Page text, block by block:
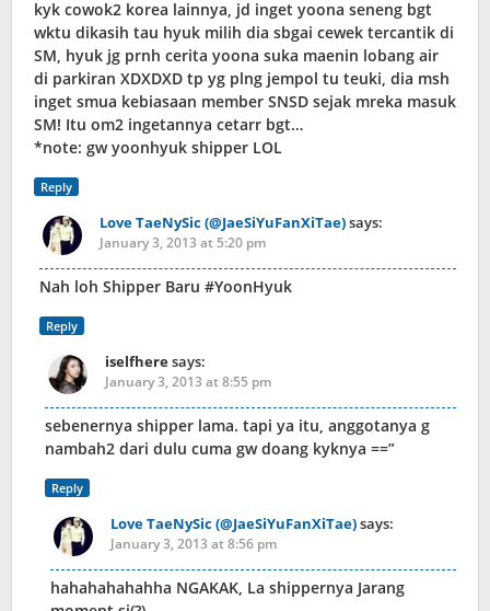
kyk cowok2 korea lainnya, jd inget yoona seneng bgt
wktu dikasih tau hyuk milih dia sbgai cewek tercantik di
SM, hyuk jg prnh cerita yoona suka maenin lobang air
di parkiran XDXDXD tp yg plng jempol tu teuki, dia msh
inget smua kebiasaan member SNSD sejak mreka masuk
SM! Itu om2 ingetannya cetarr bgt…
*note: gw yoonhyuk shipper LOL
Reply
Love TaeNySic (@JaeSiYuFanXiTae)says:
January 3, 2013 at 5:20 pm
Nah loh Shipper Baru #YoonHyuk
Reply
iselfheresays:
January 3, 2013 at 8:55 pm
sebenernya shipper lama. tapi ya itu, anggotanya g
nambah2 dari dulu cuma gw doang kyknya ==”
Reply
Love TaeNySic (@JaeSiYuFanXiTae)says:
January 3, 2013 at 8:56 pm
hahahahahahha NGAKAK, La shippernya Jarang